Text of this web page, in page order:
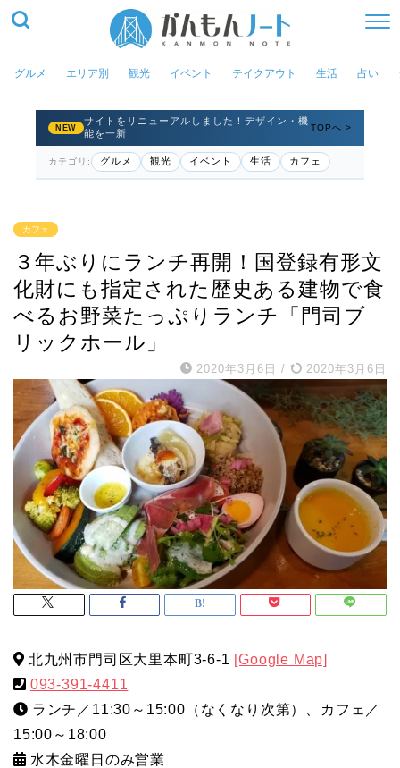
グルメ エリア別 観光 イベント テイクアウト 生活 占い
NEW
サイトをリニューアルしました！デザイン・機
能を一新
TOPへ >
カテゴリ: グルメ 観光 イベント 生活 カフェ
カフェ
３年ぶりにランチ再開！国登録有形文
化財にも指定された歴史ある建物で食
べるお野菜たっぷりランチ「門司ブ
リックホール」
2020年3月6日 / 2020年3月6日
北九州市門司区大里本町3-6-1 [Google Map]
093-391-4411
ランチ／11:30～15:00（なくなり次第）、カフェ／
15:00～18:00
水木金曜日のみ営業